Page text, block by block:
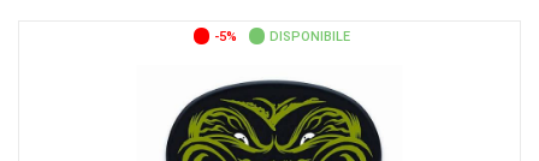
-5% DISPONIBILE